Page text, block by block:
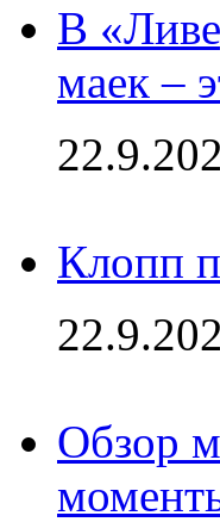
В
маек –
Клопп
Обзор